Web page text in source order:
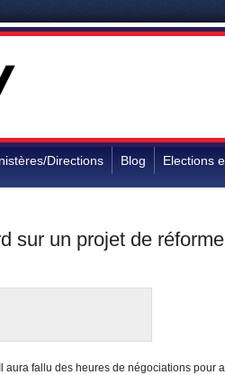
Directions Blog Elections
sur un projet de
Il aura fallu des heures de négociations pour